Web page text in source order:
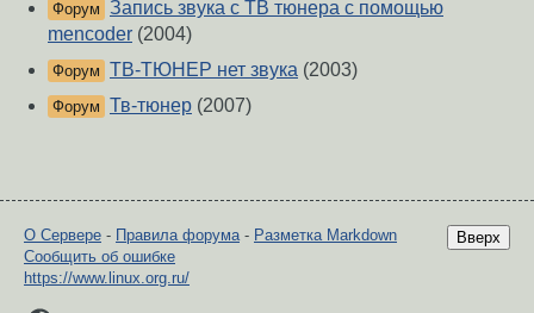
Форум Запись звука с ТВ тюнера с помощью
mencoder (2004)
Форум ТВ-ТЮНЕР нет звука (2003)
Форум Тв-тюнер (2007)
Вверх
О Сервере - Правила форума- Разметка Markdown
Сообщить об ошибке
https://www.linux.org.ru/